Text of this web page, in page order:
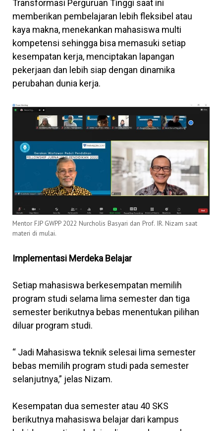
Transformasi Perguruan Tinggi saat ini
memberikan pembelajaran lebih fleksibel atau
kaya makna, menekankan mahasiswa multi
kompetensi sehingga bisa memasuki setiap
kesempatan kerja, menciptakan lapangan
pekerjaan dan lebih siap dengan dinamika
perubahan dunia kerja.
Mentor FJP GWPP 2022 Nurcholis Basyari dan Prof. IR. Nizam saat
materi di mulai.
Implementasi Merdeka Belajar
Setiap mahasiswa berkesempatan memilih
program studi selama lima semester dan tiga
semester berikutnya bebas menentukan pilihan
diluar program studi.
“ Jadi Mahasiswa teknik selesai lima semester
bebas memilih program studi pada semester
selanjutnya,” jelas Nizam.
Kesempatan dua semester atau 40 SKS
berikutnya mahasiswa belajar dari kampus